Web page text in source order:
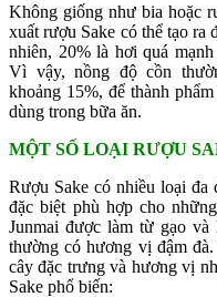
Không giống như bia hoặc
xuất rượu Sake có thể tạo ra
nhiên, 20% là hơi quá
Vì vậy, nồng độ cồn
khoảng 15%, để thành
dùng trong bữa ăn.
MỘT SỐ LOẠI RƯỢU
Rượu Sake có nhiều loại
đặc biệt phù hợp cho
Junmai được làm từ gạo
thường có hương vị đậm
cây đặc trưng và hương vị
Sake phổ biến: